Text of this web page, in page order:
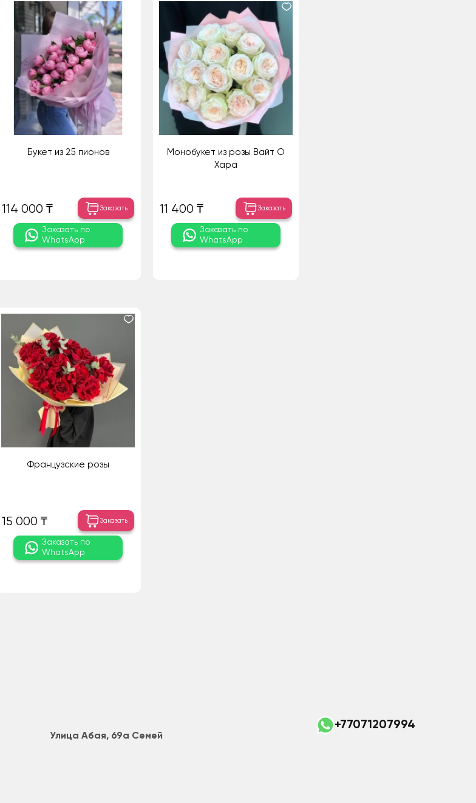
Букет из 25 пионов
114 000 ₸ Заказать
Заказать по
WhatsApp
Монобукет из розы Вайт О
Хара
11 400 ₸ Заказать
Заказать по
WhatsApp
Французские розы
15 000 ₸ Заказать
Заказать по
WhatsApp
Улица Абая, 69а Семей
+77071207994